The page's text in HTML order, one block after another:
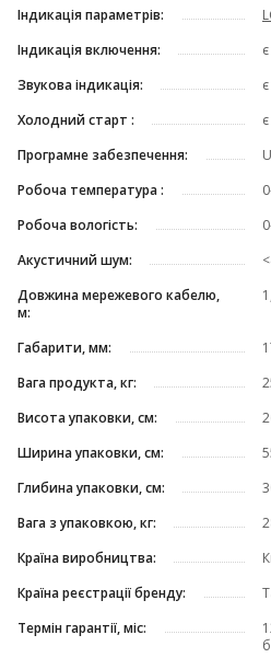
Індикація параметрів:
Індикація включення:
є
Звукова індикація:
є
Холодний старт :
є
Програмне забезпечення:
Робоча температура :
Робоча вологість:
Акустичний шум:
Довжина мережевого кабелю,
м:
Габарити, мм:
Вага продукта, кг:
Висота упаковки, см:
Ширина упаковки, см:
Глибина упаковки, см:
Вага з упаковкою, кг:
Країна виробництва:
Країна реєстрації бренду:
Термін гарантії, міс: